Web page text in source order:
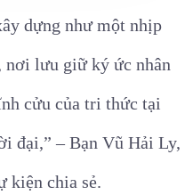
dựng như một nhịp
nơi lưu giữ ký ức nhân
cửu của tri thức tại
đại,” – Bạn Vũ Hải Ly,
kiện chia sẻ.